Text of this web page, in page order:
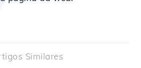
Similares